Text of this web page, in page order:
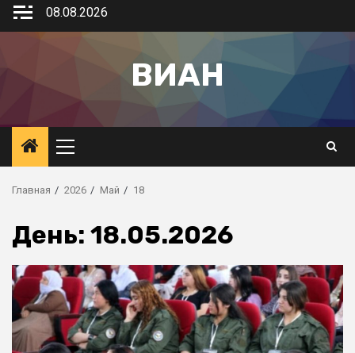
08.08.2026
ВИАН
Главная 2026 Май 18
День: 18.05.2026